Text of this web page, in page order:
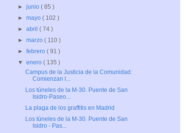
►junio( 85 )
►mayo( 102 )
►abril( 74 )
►marzo( 110 )
►febrero( 91 )
▼enero( 135 )
Campus de la Justicia de la Comunidad:
Comienzan l...
Los túneles de la M-30. Puente de San
Isidro-Paseo...
La plaga de los graffitis en Madrid
Los túneles de la M-30. Puente de San
Isidro - Pas...